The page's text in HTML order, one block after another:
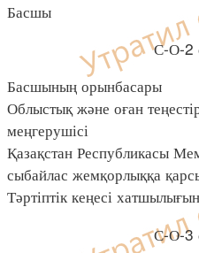
Басшы
С-О-2
Басшының орынбасары
Облыстық және оған
меңгерушісі
Қазақстан Республикасы
сыбайлас жемқорлыққа
Тәртіптік кеңесі
С-О-3